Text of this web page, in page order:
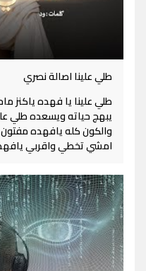
طلي علينا اصالة نصري
طلي علينا يا فهده ياكنز
يبهج حياته ويسعده طلي
والكون كله يافهده
امشي تخطي واقربي